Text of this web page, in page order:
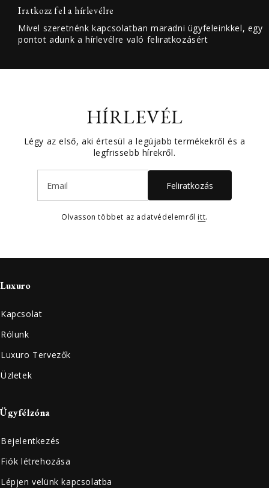
Iratkozz fel a hírlevélre
Mivel szeretnénk kapcsolatban maradni ügyfeleinkkel, egy
pontot adunk a hírlevélre való feliratkozásért
HÍRLEVÉL
Légy az első, aki értesül a legújabb termékekről és a
legfrissebb hírekről.
Feliratkozás
Olvasson többet az adatvédelemről itt.
Luxuro
Kapcsolat
Rólunk
Luxuro Tervezők
Üzletek
Ügyfélzóna
Bejelentkezés
Fiók létrehozása
Lépjen velünk kapcsolatba